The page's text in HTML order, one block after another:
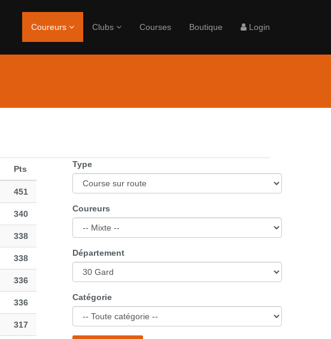
Coureurs Clubs Courses Boutique Login
Pts
451
340
338
338
336
336
317
Type
Coureurs
Département
Catégorie